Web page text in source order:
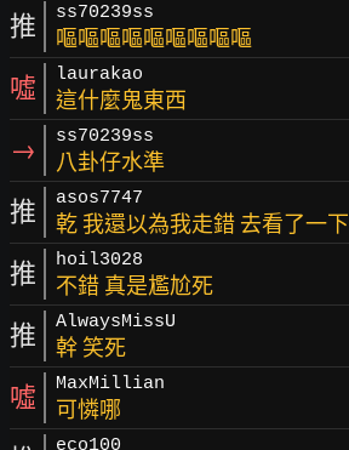
推 ss70239ss
嘔嘔嘔嘔嘔嘔嘔嘔嘔
噓 laurakao
這什麼鬼東西
→ ss70239ss
八卦仔水準
推 asos7747
乾 我還以為我走錯 去看了一下
推 hoil3028
不錯 真是尷尬死
推 AlwaysMissU
幹 笑死
噓 MaxMillian
可憐哪
eco100